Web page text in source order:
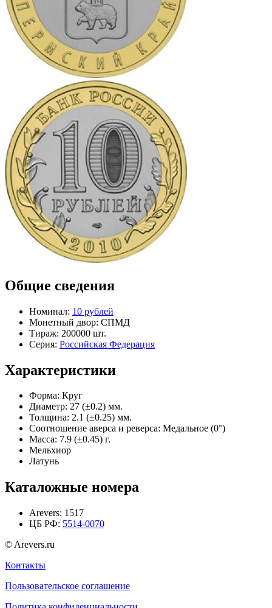
Общие сведения
Номинал: 10 рублей
Монетный двор: СПМД
Тираж: 200000 шт.
Серия: Российская Федерация
Характеристики
Форма: Круг
Диаметр: 27 (±0.2) мм.
Толщина: 2.1 (±0.25) мм.
Соотношение аверса и реверса: Медальное (0°)
Масса: 7.9 (±0.45) г.
Мельхиор
Латунь
Каталожные номера
Arevers: 1517
ЦБ РФ: 5514-0070
© Arevers.ru
Контакты
Пользовательское соглашение